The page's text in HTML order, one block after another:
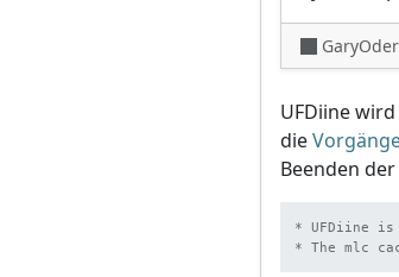
UFDiine
die
Beenden
* UFDiine is
* The mlc